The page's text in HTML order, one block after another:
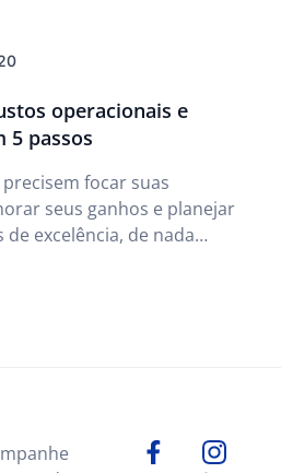
operacionais e
5 passos
focar suas
seus ganhos e planejar
excelência, de nada
de instabilidade